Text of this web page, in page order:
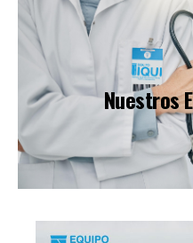
Nuestros